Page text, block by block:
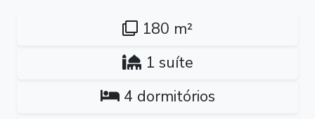
180 m²
1 suíte
4 dormitórios